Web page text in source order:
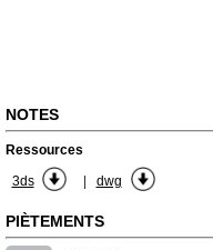
NOTES
Ressources
3ds
| dwg
PIÈTEMENTS